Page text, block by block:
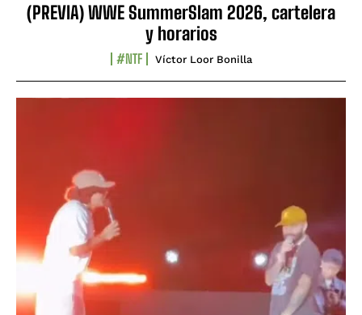
(PREVIA) WWE SummerSlam 2026, cartelera
y horarios
#NTF Víctor Loor Bonilla